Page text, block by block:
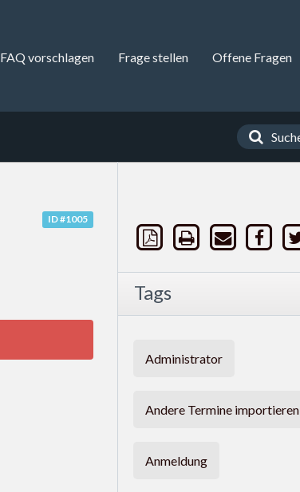
FAQ vorschlagen Frage stellen Offene Fragen
ID #1005
Tags
Administrator
Andere Termine importieren
Anmeldung